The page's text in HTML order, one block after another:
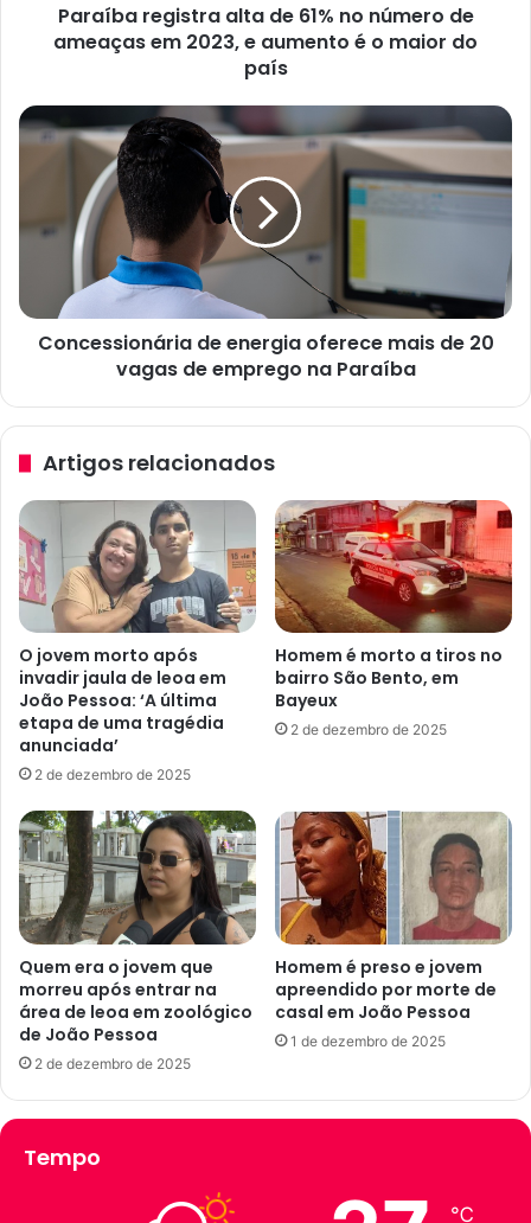
r
6
o
e
r
o
d
m
e
a
s
e
m
2
0
2
3
,
e
a
u
m
o
Paraíba registra alta de 61% no número de
ameaças em 2023, e aumento é o maior do
país
C
o
o
e
n
e
r
g
a
o
e
r
c
e
m
a
i
s
d
e
2
0
v
Concessionária de energia oferece mais de 20
vagas de emprego na Paraíba
Artigos relacionados
O jovem morto após
invadir jaula de leoa em
João Pessoa: ‘A última
etapa de uma tragédia
anunciada’
2 de dezembro de 2025
Homem é morto a tiros no
bairro São Bento, em
Bayeux
2 de dezembro de 2025
Quem era o jovem que
morreu após entrar na
área de leoa em zoológico
de João Pessoa
2 de dezembro de 2025
Homem é preso e jovem
apreendido por morte de
casal em João Pessoa
1 de dezembro de 2025
Tempo
℃